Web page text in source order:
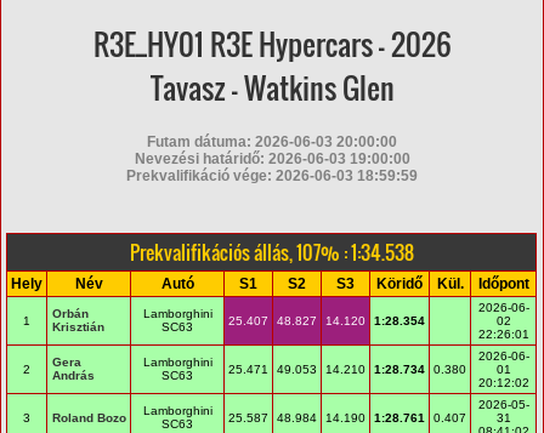
R3E_HY01 R3E Hypercars - 2026
Tavasz - Watkins Glen
Futam dátuma: 2026-06-03 20:00:00
Nevezési határidő: 2026-06-03 19:00:00
Prekvalifikáció vége: 2026-06-03 18:59:59
Prekvalifikációs állás, 107% : 1:34.538
Hely Név Autó S1 S2 S3 Köridő Kül. Időpont
1
Orbán
Krisztián
Lamborghini
SC63
25.407 48.827 14.120 1:28.354
2026-06-
02
22:26:01
2
Gera
András
Lamborghini
SC63
25.471 49.053 14.210 1:28.734 0.380
2026-06-
01
20:12:02
3 Roland Bozo
Lamborghini
SC63
25.587 48.984 14.190 1:28.761 0.407
2026-05-
31